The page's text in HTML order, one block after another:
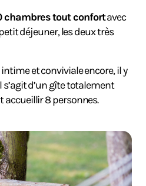
chambres tout confortavec
déjeuner, les deux très
et conviviale encore, il y
s’agit d’un gîte totalement
accueillir 8 personnes.